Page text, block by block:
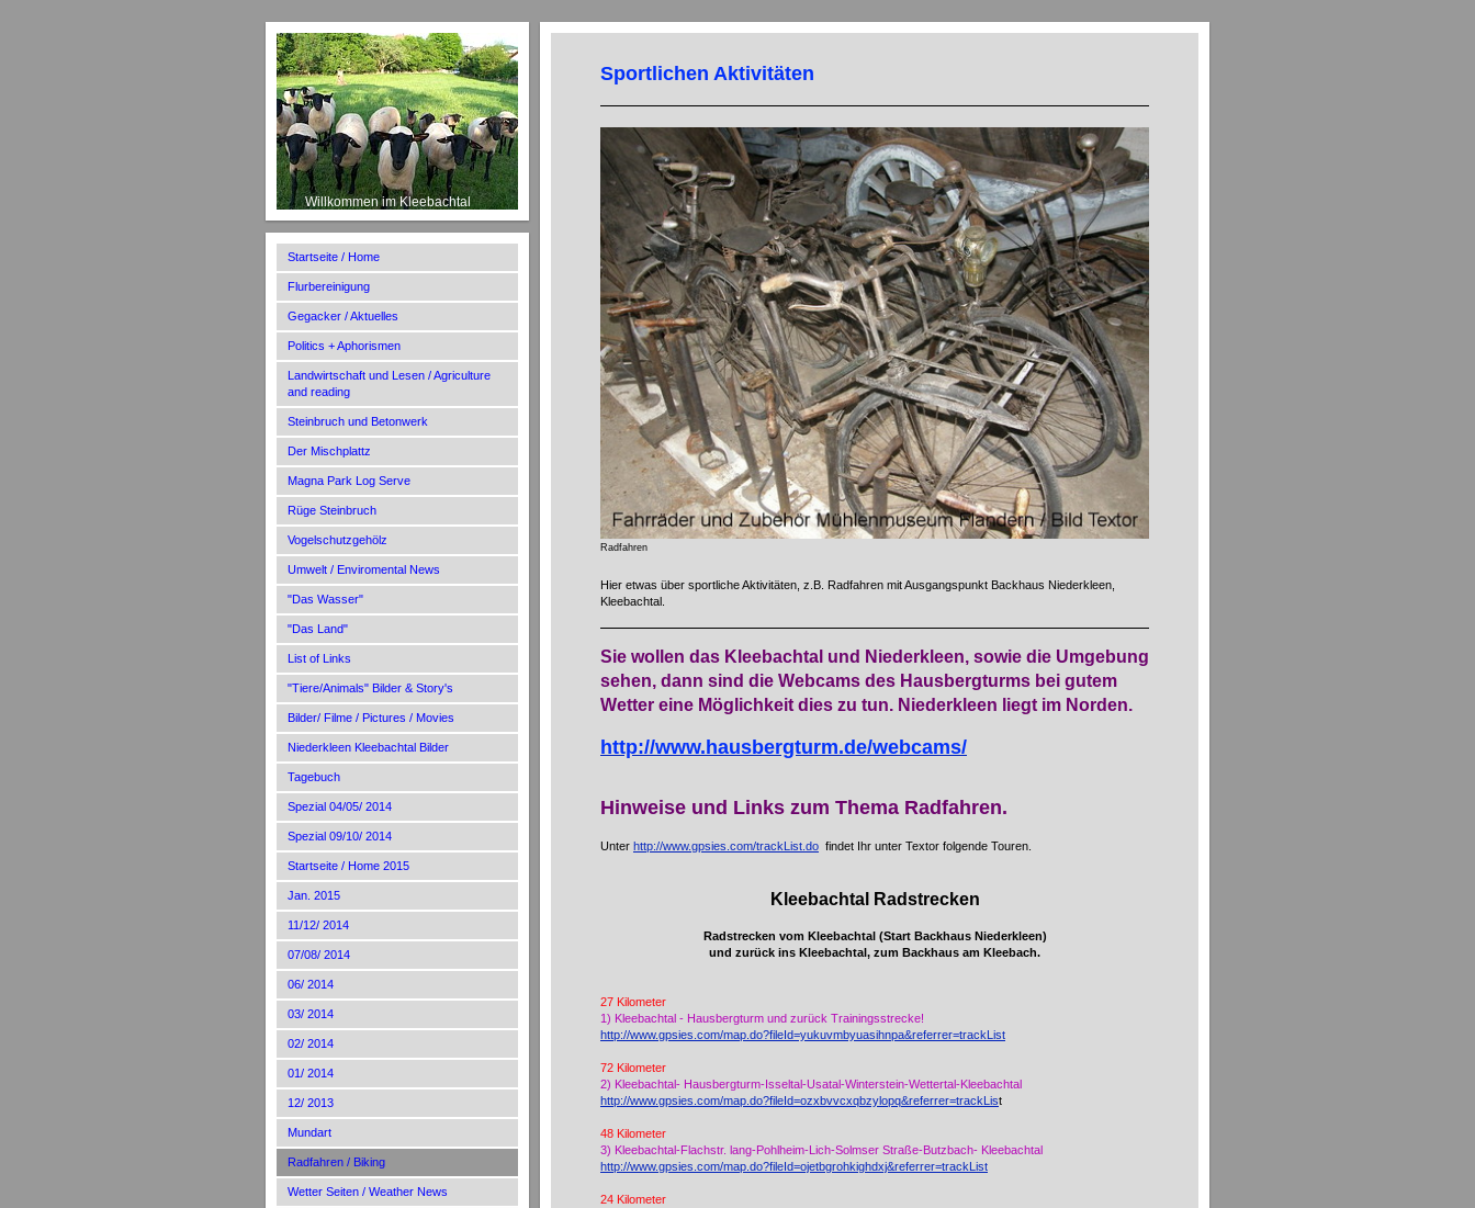
Willkommen im Kleebachtal
Startseite / Home
Flurbereinigung
Gegacker / Aktuelles
Politics + Aphorismen
Landwirtschaft und Lesen / Agriculture
and reading
Steinbruch und Betonwerk
Der Mischplattz
Magna Park Log Serve
Rüge Steinbruch
Vogelschutzgehölz
Umwelt / Enviromental News
"Das Wasser"
"Das Land"
List of Links
"Tiere/Animals" Bilder & Story's
Bilder/ Filme / Pictures / Movies
Niederkleen Kleebachtal Bilder
Tagebuch
Spezial 04/05/ 2014
Spezial 09/10/ 2014
Startseite / Home 2015
Jan. 2015
11/12/ 2014
07/08/ 2014
06/ 2014
03/ 2014
02/ 2014
01/ 2014
12/ 2013
Mundart
Radfahren / Biking
Wetter Seiten / Weather News
Sportlichen Aktivitäten
Radfahren
Hier etwas über sportliche Aktivitäten, z.B. Radfahren mit Ausgangspunkt Backhaus Niederkleen,
Kleebachtal.
Sie wollen das Kleebachtal und Niederkleen, sowie die Umgebung
sehen, dann sind die Webcams des Hausbergturms bei gutem
Wetter eine Möglichkeit dies zu tun. Niederkleen liegt im Norden.
http://www.hausbergturm.de/webcams/
Hinweise und Links zum Thema Radfahren.
Unter http://www.gpsies.com/trackList.do findet Ihr unter Textor folgende Touren.
Kleebachtal Radstrecken
Radstrecken vom Kleebachtal (Start Backhaus Niederkleen)
und zurück ins Kleebachtal, zum Backhaus am Kleebach.
27 Kilometer
1) Kleebachtal - Hausbergturm und zurück Trainingsstrecke!
http://www.gpsies.com/map.do?fileId=yukuvmbyuasihnpa&referrer=trackList
72 Kilometer
2) Kleebachtal- Hausbergturm-Isseltal-Usatal-Winterstein-Wettertal-Kleebachtal
http://www.gpsies.com/map.do?fileId=ozxbvvcxqbzylopq&referrer=trackList
48 Kilometer
3) Kleebachtal-Flachstr. lang-Pohlheim-Lich-Solmser Straße-Butzbach- Kleebachtal
http://www.gpsies.com/map.do?fileId=ojetbgrohkighdxj&referrer=trackList
24 Kilometer